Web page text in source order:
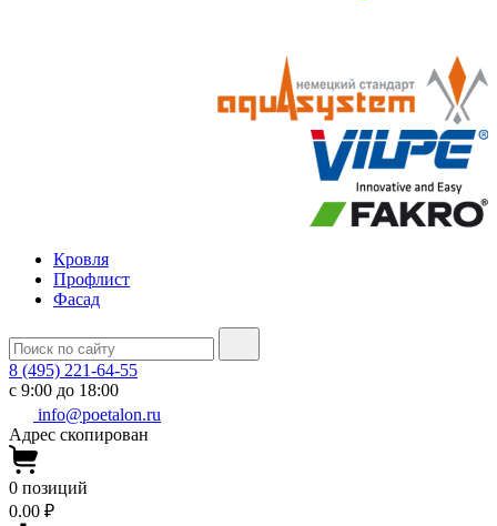
Кровля
Профлист
Фасад
8 (495) 221-64-55
с 9:00 до 18:00
info@poetalon.ru
Адрес скопирован
0 позиций
0.00 ₽